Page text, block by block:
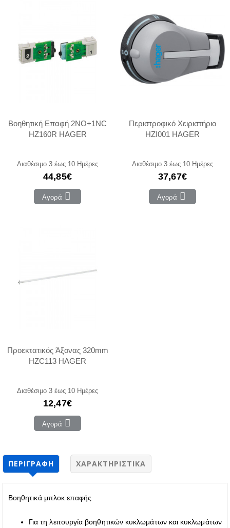
Βοηθητική Επαφή 2NO+1NC
HZ160R HAGER
Διαθέσιμο 3 έως 10 Ημέρες
44,85€
Αγορά
Περιστροφικό Χειριστήριο
HZI001 HAGER
Διαθέσιμο 3 έως 10 Ημέρες
37,67€
Αγορά
Προεκτατικός Άξονας 320mm
HZC113 HAGER
Διαθέσιμο 3 έως 10 Ημέρες
12,47€
Αγορά
ΠΕΡΙΓΡΑΦΉ ΧΑΡΑΚΤΗΡΙΣΤΙΚΆ
Βοηθητικά μπλοκ επαφής
Για τη λειτουργία βοηθητικών κυκλωμάτων και κυκλωμάτων